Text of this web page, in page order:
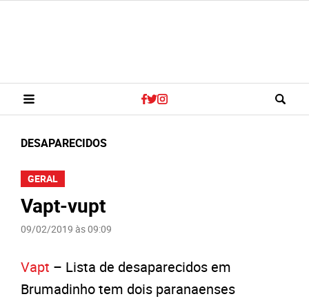
DESAPARECIDOS
GERAL
Vapt-vupt
09/02/2019 às 09:09
Vapt – Lista de desaparecidos em
Brumadinho tem dois paranaenses